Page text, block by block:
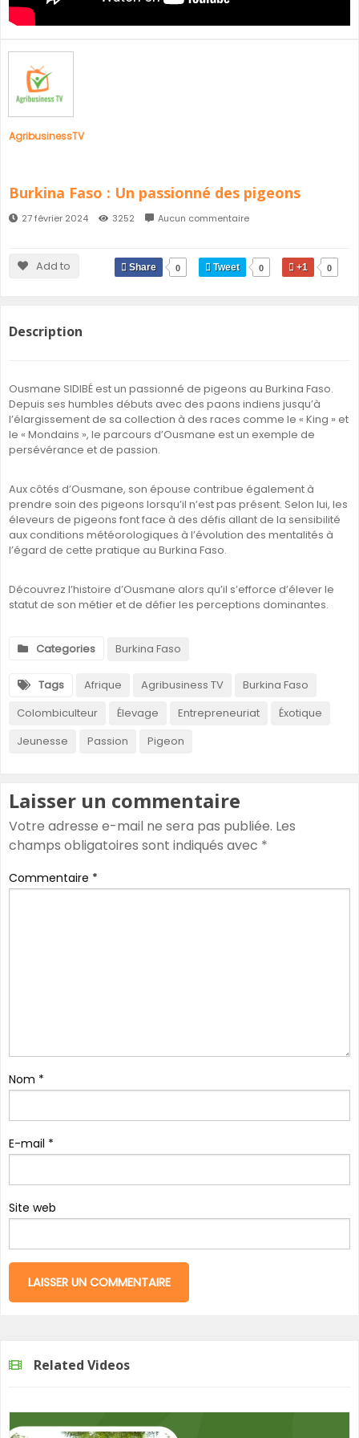
SÉNÉGAL
GUINÉE
AgribusinessTV
Burkina Faso : Un passionné des pigeons
27 février 2024 3252 Aucun commentaire
Add to Share 0 Tweet 0 +1 0
Description
Ousmane SIDIBÉ est un passionné de pigeons au Burkina Faso.
Depuis ses humbles débuts avec des paons indiens jusqu’à
l’élargissement de sa collection à des races comme le « King » et
le « Mondains », le parcours d’Ousmane est un exemple de
persévérance et de passion.
Aux côtés d’Ousmane, son épouse contribue également à
prendre soin des pigeons lorsqu’il n’est pas présent. Selon lui, les
éleveurs de pigeons font face à des défis allant de la sensibilité
aux conditions météorologiques à l’évolution des mentalités à
l’égard de cette pratique au Burkina Faso.
Découvrez l’histoire d’Ousmane alors qu’il s’efforce d’élever le
statut de son métier et de défier les perceptions dominantes.
Categories Burkina Faso
Tags Afrique Agribusiness TV
Burkina Faso
Colombiculteur
Élevage Entrepreneuriat
Éxotique
Jeunesse
Passion Pigeon
Laisser un commentaire
Votre adresse e-mail ne sera pas publiée. Les
champs obligatoires sont indiqués avec *
Commentaire *
Nom *
E-mail *
Site web
Related Videos